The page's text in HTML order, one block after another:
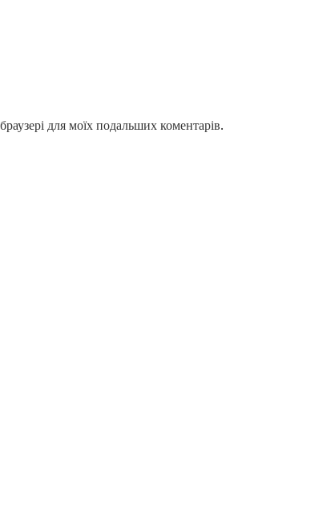
для моїх подальших коментарів.